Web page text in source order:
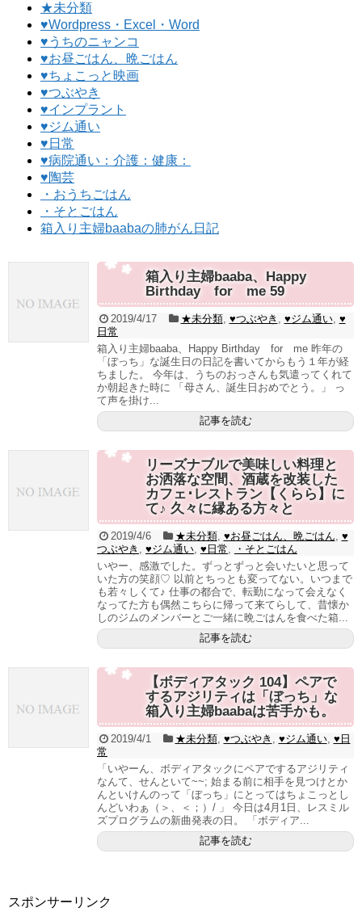
★未分類
♥Wordpress・Excel・Word
♥うちのニャンコ
♥お昼ごはん、晩ごはん
♥ちょこっと映画
♥つぶやき
♥インプラント
♥ジム通い
♥日常
♥病院通い：介護：健康：
♥陶芸
・おうちごはん
・そとごはん
箱入り主婦baabaの肺がん日記
箱入り主婦baaba、Happy
Birthday for me 59
2019/4/17 ★未分類, ♥つぶやき , ♥ジム通い, ♥
日常
箱入り主婦baaba、Happy Birthday for me 昨年の
「ぼっち」な誕生日の日記を書いてからもう１年が経
ちました。 今年は、うちのおっさんも気遣ってくれて
か朝起きた時に 「母さん、誕生日おめでとう。」 っ
て声を掛け...
記事を読む
リーズナブルで美味しい料理と
お洒落な空間、酒蔵を改装した
カフェ･レストラン【くらら】に
て♪ 久々に縁ある方々と
2019/4/6 ★未分類, ♥お昼ごはん、晩ごはん, ♥
つぶやき , ♥ジム通い, ♥日常,
・そとごはん
いやー、感激でした。ずっとずっと会いたいと思って
いた方の笑顔♡ 以前とちっとも変ってない。いつまで
も若々しくて♪ 仕事の都合で、転勤になって会えなく
なってた方も偶然こちらに帰って来てらして、昔懐か
しのジムのメンバーとご一緒に晩ごはんを食べた箱...
記事を読む
【ボディアタック 104】ペアで
するアジリティは「ぼっち」な
箱入り主婦baabaは苦手かも。
2019/4/1 ★未分類, ♥つぶやき , ♥ジム通い, ♥日
常
「いやーん、ボディアタックにペアでするアジリティ
なんて、せんといて~~; 始まる前に相手を見つけとか
んといけんのって「ぼっち」にとってはちょこっとし
んどいわぁ（＞、＜；）/ 」 今日は4月1日、レスミル
ズプログラムの新曲発表の日。 「ボディア...
記事を読む
スポンサーリンク